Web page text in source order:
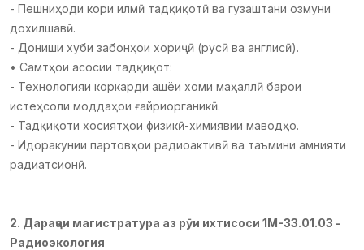
- Пешниҳоди кори илмӣ тадқиқотӣ ва гузаштани озмуни
дохилшавӣ.
- Дониши хуби забонҳои хориҷӣ (русӣ ва англисӣ).
• Самтҳои асосии тадқиқот:
- Технологияи коркарди ашёи хоми маҳаллӣ барои
истеҳсоли моддаҳои ғайриорганикӣ.
- Тадқиқоти хосиятҳои физикӣ-химиявии маводҳо.
- Идоракунии партовҳои радиоактивӣ ва таъмини амнияти
радиатсионӣ.
2. Дараҷаи магистратура аз рӯи ихтисоси 1М-33.01.03 -
Радиоэкология